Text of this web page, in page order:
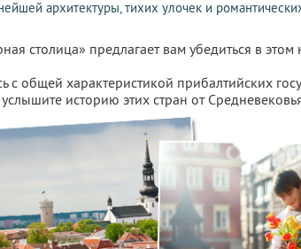
архитектуры, тихих улочек и
столица» предлагает вам убедиться в этом
с общей характеристикой прибалтийских
историю этих стран от